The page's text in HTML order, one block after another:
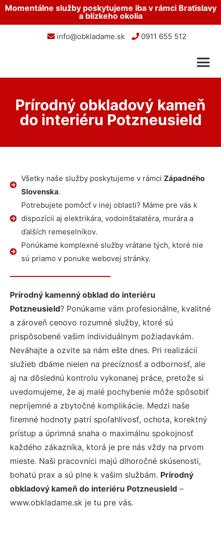
Momentálne služby poskytujeme iba v rámci Bratislavy
a blízkeho okolia
info@obkladame.sk 0911 655 512
Prírodný obkladový kameň
do interiéru Potzneusield
Všetky naše služby poskytujeme v rámci Západného
Slovenska.
Potrebujete pomôcť v inej oblasti? Máme pre vás k
dispozícii aj elektrikára, vodoinštalatéra, murára a
ďalších remeselníkov.
Ponúkame komplexné služby vrátane tých, ktoré nie
sú priamo v ponuke webovej stránky.
Prírodný kamenný obklad do interiéru
Potzneusield? Ponúkame vám profesionálne, kvalitné
a zároveň cenovo rozumné služby, ktoré sú
prispôsobené vašim individuálnym požiadavkám.
Neváhajte a ozvite sa nám ešte dnes. Pri realizácií
služieb dbáme nielen na precíznosť a odbornosť, ale
aj na dôslednú kontrolu vykonanej práce, pretože si
uvedomujeme, že aj malé pochybenie môže spôsobiť
nepríjemné a zbytočné komplikácie. Medzi naše
firemné hodnoty patrí spoľahlivosť, ochota, korektný
prístup a úprimná snaha o maximálnu spokojnosť
každého zákazníka, ktorá je pre nás vždy na prvom
mieste. Naši pracovníci majú dlhoročné skúsenosti,
bohatú prax a sú plne k vašim službám. Prírodný
obkladový kameň do interiéru Potzneusield –
www.obkladame.sk je tu pre vás.